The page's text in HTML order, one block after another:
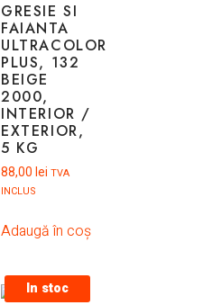
GRESIE SI
FAIANTA
ULTRACOLOR
PLUS, 132
BEIGE
2000,
INTERIOR /
EXTERIOR,
5 KG
88,00 lei TVA
INCLUS
Adaugă în coș
In stoc